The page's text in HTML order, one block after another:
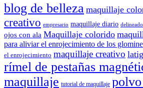
blog de belleza maquillaje
creativo empresario maquillaje diario
ojos con ala Maquillaje colorido
para aliviar el enrojecimiento de los
el enrojecimiento maquillaje creativo
rímel de pestañas
maquillaje tutorial de maquillaje polvo